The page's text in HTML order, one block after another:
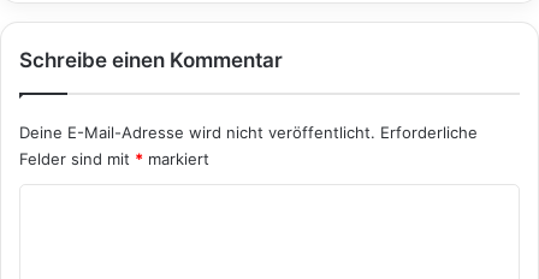
Schreibe einen Kommentar
Deine E-Mail-Adresse wird nicht veröffentlicht. Erforderliche
Felder sind mit * markiert